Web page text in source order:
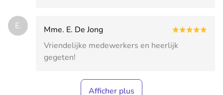
E.
Mme. E. De Jong
Vriendelijke medewerkers en heerlijk
gegeten!
Afficher plus